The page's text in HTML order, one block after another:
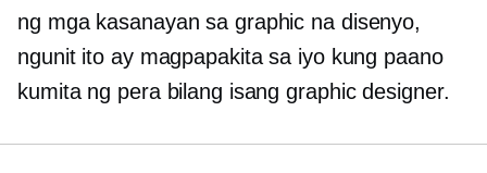
ng mga kasanayan sa graphic na disenyo,
ngunit ito ay magpapakita sa iyo kung paano
kumita ng pera bilang isang graphic designer.